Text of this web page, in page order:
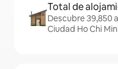
Total de
Descubre 39,850
Ciudad Ho Chi